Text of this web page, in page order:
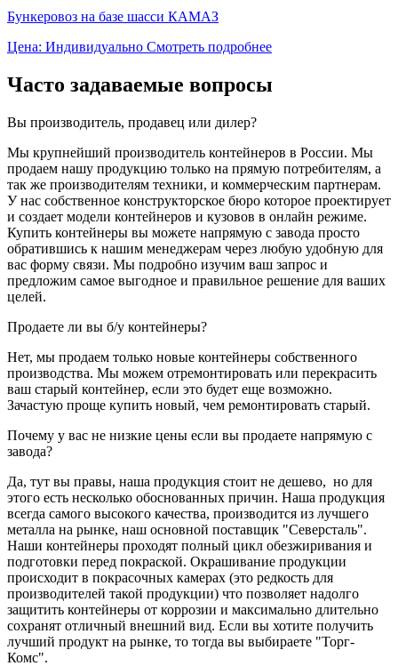
Бункеровоз на базе шасси КАМАЗ
Цена: Индивидуально Смотреть подробнее
Часто задаваемые вопросы
Вы производитель, продавец или дилер?
Мы крупнейший производитель контейнеров в России. Мы
продаем нашу продукцию только на прямую потребителям, а
так же производителям техники, и коммерческим партнерам.
У нас собственное конструкторское бюро которое проектирует
и создает модели контейнеров и кузовов в онлайн режиме.
Купить контейнеры вы можете напрямую с завода просто
обратившись к нашим менеджерам через любую удобную для
вас форму связи. Мы подробно изучим ваш запрос и
предложим самое выгодное и правильное решение для ваших
целей.
Продаете ли вы б/у контейнеры?
Нет, мы продаем только новые контейнеры собственного
производства. Мы можем отремонтировать или перекрасить
ваш старый контейнер, если это будет еще возможно.
Зачастую проще купить новый, чем ремонтировать старый.
Почему у вас не низкие цены если вы продаете напрямую с
завода?
Да, тут вы правы, наша продукция стоит не дешево, но для
этого есть несколько обоснованных причин. Наша продукция
всегда самого высокого качества, производится из лучшего
металла на рынке, наш основной поставщик "Северсталь".
Наши контейнеры проходят полный цикл обезжиривания и
подготовки перед покраской. Окрашивание продукции
происходит в покрасочных камерах (это редкость для
производителей такой продукции) что позволяет надолго
защитить контейнеры от коррозии и максимально длительно
сохранят отличный внешний вид. Если вы хотите получить
лучший продукт на рынке, то тогда вы выбираете "Торг-
Комс".